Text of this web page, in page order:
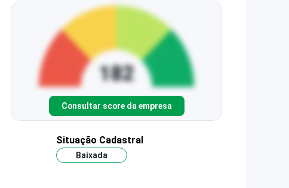
Consultar score da empresa
Situação Cadastral
Baixada